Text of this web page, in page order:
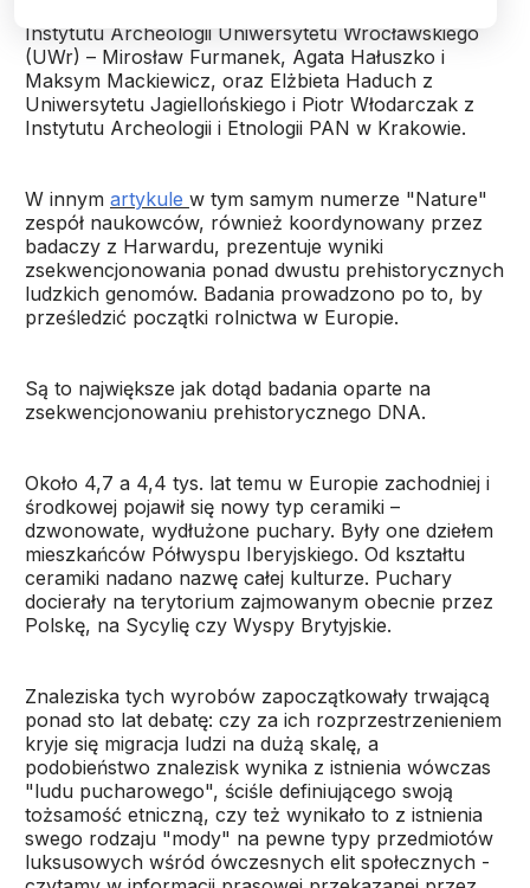
Instytutu Archeologii Uniwersytetu Wrocławskiego
(UWr) – Mirosław Furmanek, Agata Hałuszko i
Maksym Mackiewicz, oraz Elżbieta Haduch z
Uniwersytetu Jagiellońskiego i Piotr Włodarczak z
Instytutu Archeologii i Etnologii PAN w Krakowie.
W innym artykule w tym samym numerze "Nature"
zespół naukowców, również koordynowany przez
badaczy z Harwardu, prezentuje wyniki
zsekwencjonowania ponad dwustu prehistorycznych
ludzkich genomów. Badania prowadzono po to, by
prześledzić początki rolnictwa w Europie.
Są to największe jak dotąd badania oparte na
zsekwencjonowaniu prehistorycznego DNA.
Około 4,7 a 4,4 tys. lat temu w Europie zachodniej i
środkowej pojawił się nowy typ ceramiki –
dzwonowate, wydłużone puchary. Były one dziełem
mieszkańców Półwyspu Iberyjskiego. Od kształtu
ceramiki nadano nazwę całej kulturze. Puchary
docierały na terytorium zajmowanym obecnie przez
Polskę, na Sycylię czy Wyspy Brytyjskie.
Znaleziska tych wyrobów zapoczątkowały trwającą
ponad sto lat debatę: czy za ich rozprzestrzenieniem
kryje się migracja ludzi na dużą skalę, a
podobieństwo znalezisk wynika z istnienia wówczas
"ludu pucharowego", ściśle definiującego swoją
tożsamość etniczną, czy też wynikało to z istnienia
swego rodzaju "mody" na pewne typy przedmiotów
luksusowych wśród ówczesnych elit społecznych -